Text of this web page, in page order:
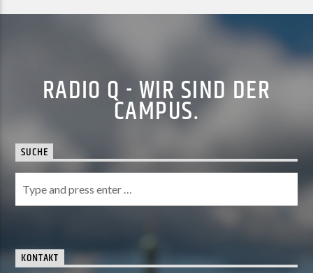
RADIO Q - WIR SIND DER
CAMPUS.
SUCHE
KONTAKT